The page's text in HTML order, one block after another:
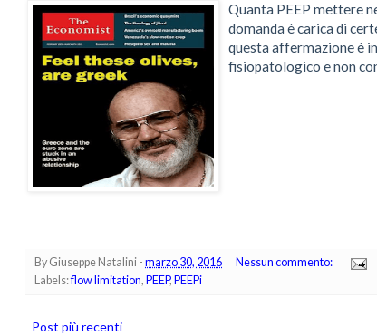
Quanta PEEP mettere
domanda è carica di
questa affermazione è
fisiopatologico e non
By Giuseppe Natalini - marzo 30, 2016
Nessun commento:
Labels:flow limitation, PEEP, PEEPi
Post più recenti